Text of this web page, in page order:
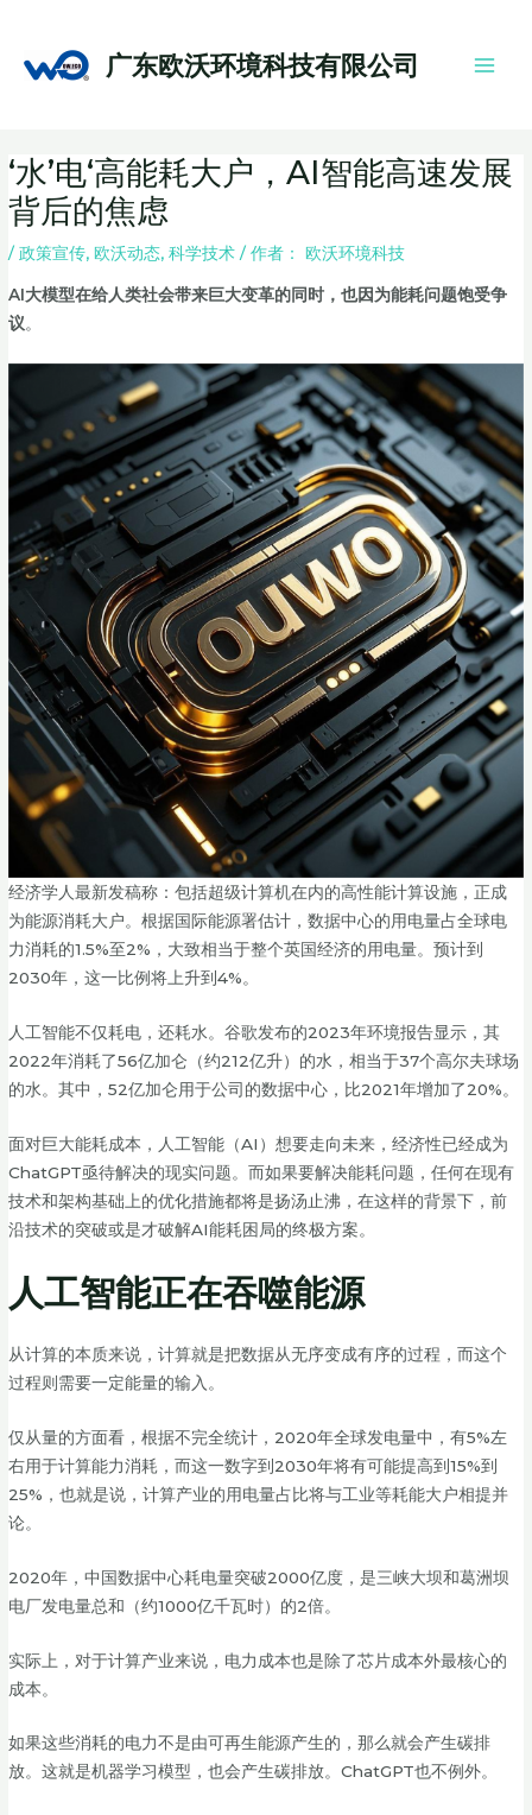
广东欧沃环境科技有限公司
‘水’电‘高能耗大户，AI智能高速发展
背后的焦虑
/政策宣传,欧沃动态,科学技术 / 作者： 欧沃环境科技
AI大模型在给人类社会带来巨大变革的同时，也因为能耗问题饱受争
议。
经济学人最新发稿称：包括超级计算机在内的高性能计算设施，正成
为能源消耗大户。根据国际能源署估计，数据中心的用电量占全球电
力消耗的1.5%至2%，大致相当于整个英国经济的用电量。预计到
2030年，这一比例将上升到4%。
人工智能不仅耗电，还耗水。谷歌发布的2023年环境报告显示，其
2022年消耗了56亿加仑（约212亿升）的水，相当于37个高尔夫球场
的水。其中，52亿加仑用于公司的数据中心，比2021年增加了20%。
面对巨大能耗成本，人工智能（AI）想要走向未来，经济性已经成为
ChatGPT亟待解决的现实问题。而如果要解决能耗问题，任何在现有
技术和架构基础上的优化措施都将是扬汤止沸，在这样的背景下，前
沿技术的突破或是才破解AI能耗困局的终极方案。
人工智能正在吞噬能源
从计算的本质来说，计算就是把数据从无序变成有序的过程，而这个
过程则需要一定能量的输入。
仅从量的方面看，根据不完全统计，2020年全球发电量中，有5%左
右用于计算能力消耗，而这一数字到2030年将有可能提高到15%到
25%，也就是说，计算产业的用电量占比将与工业等耗能大户相提并
论。
2020年，中国数据中心耗电量突破2000亿度，是三峡大坝和葛洲坝
电厂发电量总和（约1000亿千瓦时）的2倍。
实际上，对于计算产业来说，电力成本也是除了芯片成本外最核心的
成本。
如果这些消耗的电力不是由可再生能源产生的，那么就会产生碳排
放。这就是机器学习模型，也会产生碳排放。ChatGPT也不例外。
navigation